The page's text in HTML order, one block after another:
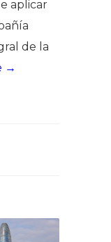
aplicar
de la
→